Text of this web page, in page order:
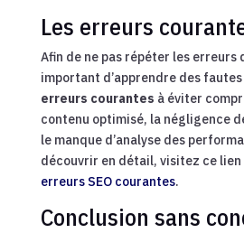
Les erreurs
Afin de ne pas répéter les erreurs
important d’apprendre des
erreurs courantes à éviter
contenu optimisé, la négligence
le manque d’analyse des
découvrir en détail, visitez ce
erreurs SEO courantes.
Conclusion sans